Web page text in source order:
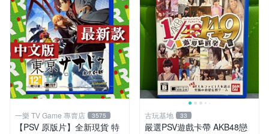
一樂 TV Game 專賣店 3575
【PSV 原版片】全新現貨 特
古玩基地 33
嚴選PSV遊戲卡帶 AKB48戀